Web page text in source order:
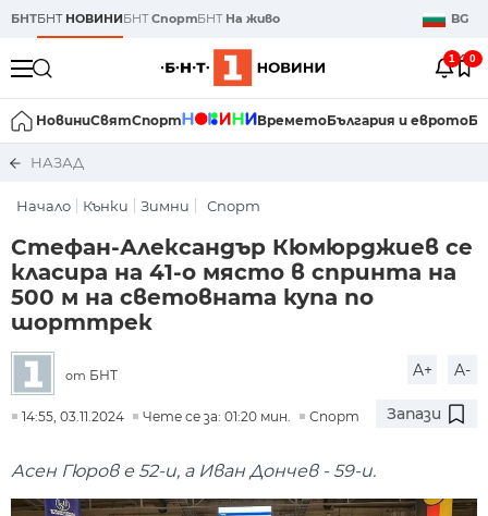
БНТБНТ НОВИНИБНТСпортБНТ На живо BG
1 0
НовиниСвятСпорт ВреметоБългария и еврото
НАЗАД
Начало Кънки Зимни Спорт
Стефан-Александър Кюмюрджиев се
класира на 41-о място в спринта на
500 м на световната купа по
шорттрек
от БНТ A+ A-
14:55, 03.11.2024 Чете се за: 01:20 мин. Спорт Запази
Асен Гюров е 52-и, а Иван Дончев - 59-и.